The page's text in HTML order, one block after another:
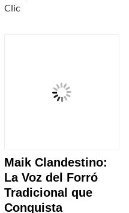
Clic
Maik Clandestino:
La Voz del Forró
Tradicional que
Conquista